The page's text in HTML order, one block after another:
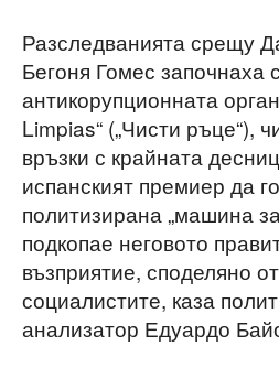
Разследванията срещу
Бегоня Гомес започнаха
антикорупционната
Limpias“ („Чисти ръце“),
връзки с крайната
испанският премиер да
политизирана „машина
подкопае неговото
възприятие, споделяно
социалистите, каза
анализатор Едуардо